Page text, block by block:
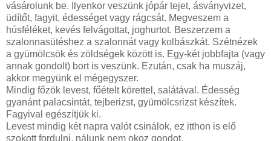
vásárolunk be. Ilyenkor veszünk jópár tejet, ásványvizet,
üdítőt, fagyit, édességet vagy rágcsát. Megveszem a
húsféléket, kevés felvágottat, joghurtot. Beszerzem a
szalonnasütéshez a szalonnát vagy kolbászkát. Szétnézek
a gyümölcsök és zöldségek között is. Egy-két jobbfajta (vagy
annak gondolt) bort is veszünk. Ezután, csak ha muszáj,
akkor megyünk el mégegyszer.
Mindig főzök levest, főételt körettel, salátával. Édesség
gyanánt palacsintát, tejberizst, gyümölcsrizst készítek.
Fagyival egészítjük ki.
Levest mindig két napra valót csinálok, ez itthon is elő
szokott fordulni, nálunk nem okoz gondot.